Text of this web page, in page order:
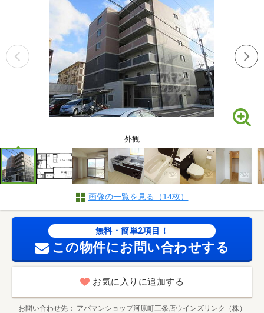
外観
画像の一覧を見る（14枚）
無料・簡単2項目！
この物件にお問い合わせする
お気に入りに追加する
お問い合わせ先 アパマンショップ河原町三条店ウインズリンク（株）